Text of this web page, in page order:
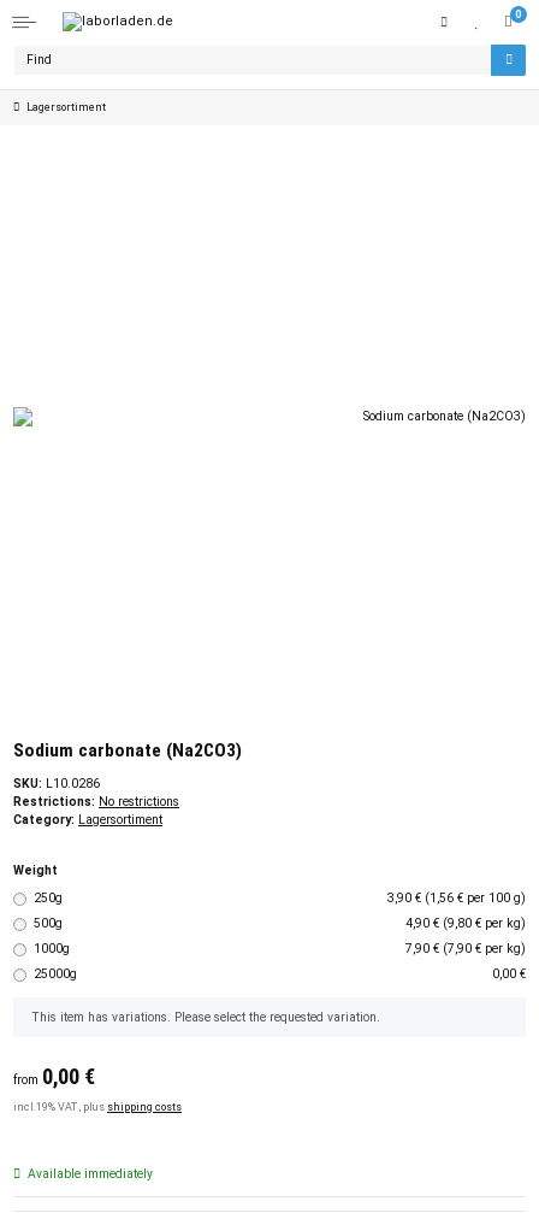
0
Lagersortiment
Sodium carbonate (Na2CO3)
SKU: L10.0286
Restrictions: No restrictions
Category: Lagersortiment
Weight
250g
3,90 € (1,56 € per 100 g)
500g
4,90 € (9,80 € per kg)
1000g
7,90 € (7,90 € per kg)
25000g
0,00 €
xThis item has variations. Please select the requested variation.
from 0,00 €
incl.19% VAT , plus shipping costs
Available immediately